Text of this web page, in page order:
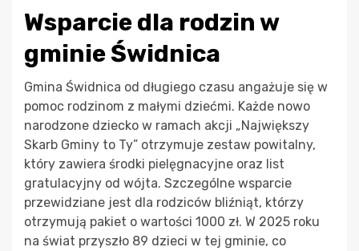
Wsparcie dla rodzin w
gminie Świdnica
Gmina Świdnica od długiego czasu angażuje się w
pomoc rodzinom z małymi dziećmi. Każde nowo
narodzone dziecko w ramach akcji „Największy
Skarb Gminy to Ty” otrzymuje zestaw powitalny,
który zawiera środki pielęgnacyjne oraz list
gratulacyjny od wójta. Szczególne wsparcie
przewidziane jest dla rodziców bliźniąt, którzy
otrzymują pakiet o wartości 1000 zł. W 2025 roku
na świat przyszło 89 dzieci w tej gminie, co